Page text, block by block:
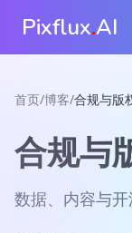
Pixflux.AI
首页/博客/合规与版
合规与
数据、内容与